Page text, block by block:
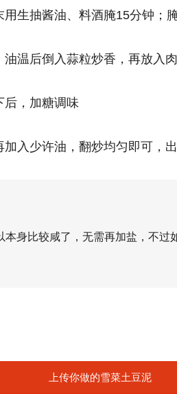
用生抽酱油、料酒腌15分钟；
油温后倒入蒜粒炒香，再放入
后，加糖调味
加入少许油，翻炒均匀即可，
本身比较咸了，无需再加盐，不过
上传你做的雪菜土豆泥